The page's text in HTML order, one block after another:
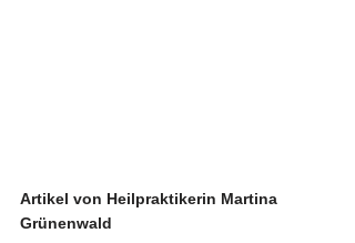
Artikel von Heilpraktikerin Martina
Grünenwald